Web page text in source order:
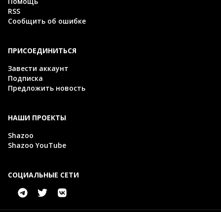
RSS
Сообщить об ошибке
ПРИСОЕДИНИТЬСЯ
Завести аккаунт
Подписка
Предложить новость
НАШИ ПРОЕКТЫ
Shazoo
Shazoo YouTube
СОЦИАЛЬНЫЕ СЕТИ